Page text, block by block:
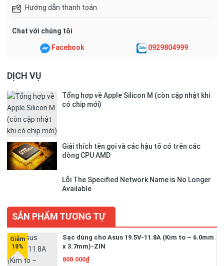
Hướng dẫn thanh toán
Chat với chúng tôi
Facebook 0929804999
DỊCH VỤ
Tổng hợp về Apple Silicon M (còn cập nhật khi
có chip mới)
Giải thích tên gọi và các hậu tố có trên các
dòng CPU AMD
Lỗi The Specified Network Name is No Longer
Available
SẢN PHẨM TƯƠNG TỰ
Sạc dùng cho Asus 19.5V-11.8A (Kim to – 6.0mm
x 3.7mm)-ZIN
800.000₫